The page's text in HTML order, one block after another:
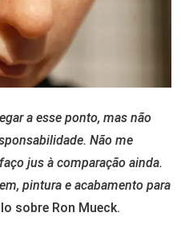
a esse ponto, mas não
Não me
jus à comparação ainda.
pintura e acabamento para
sobre Ron Mueck.